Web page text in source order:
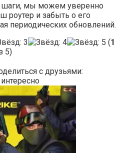
мы можем уверенно
роутер и забыть о его
периодических обновлений.
(1
5)
с друзьями: